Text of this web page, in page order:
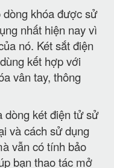
dòng khóa được sử
nhất hiện nay vì
nó. Két sắt điện
kết hợp với
vân tay, thông
dòng két điện tử sử
và cách sử dụng
vẫn có tính bảo
bạn thao tác mở